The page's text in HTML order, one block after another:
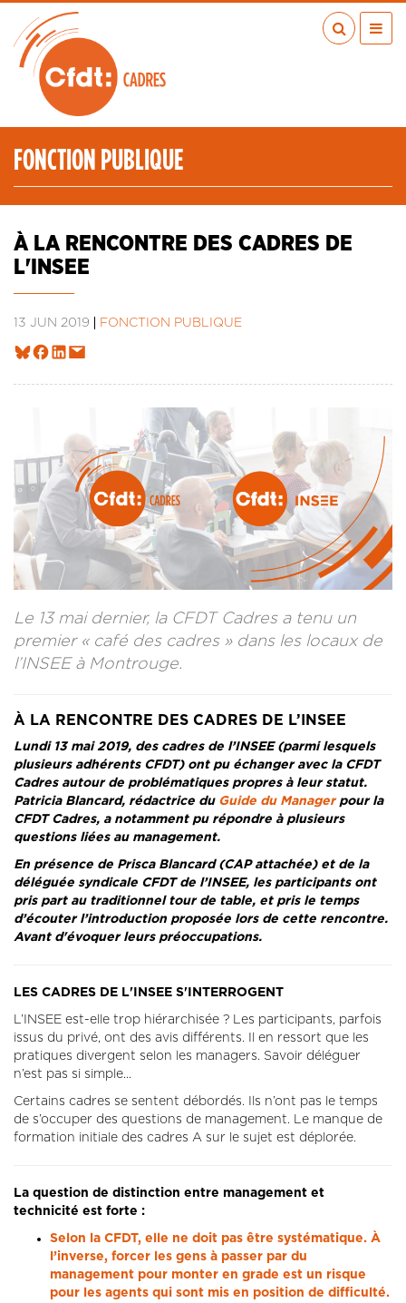
contenu
principal
ACTUALITÉS
PUBLICATIONS
EN RÉGION
À VOS COTÉS
QUI SOMMES-NOUS ?
LES TRANSITIONS JUSTES
IA
ESPACE ADHÉRENTS
ADHÉRER
LA REVUE CADRES
LE CREFAC
L’OBSERVATOIRE DES CADRES
FONCTION PUBLIQUE
À LA RENCONTRE DES CADRES DE
L'INSEE
13 JUN 2019 FONCTION PUBLIQUE
Le 13 mai dernier, la CFDT Cadres a tenu un
premier « café des cadres » dans les locaux de
l’INSEE à Montrouge.
À LA RENCONTRE DES CADRES DE L’INSEE
Lundi 13 mai 2019, des cadres de l’INSEE (parmi lesquels
plusieurs adhérents CFDT) ont pu échanger avec la CFDT
Cadres autour de problématiques propres à leur statut.
Patricia Blancard, rédactrice du Guide du Managerpour la
CFDT Cadres, a notamment pu répondre à plusieurs
questions liées au management.
En présence de Prisca Blancard (CAP attachée) et de la
déléguée syndicale CFDT de l’INSEE, les participants ont
pris part au traditionnel tour de table, et pris le temps
d’écouter l’introduction proposée lors de cette rencontre.
Avant d'évoquer leurs préoccupations.
LES CADRES DE L'INSEE S'INTERROGENT
L’INSEE est-elle trop hiérarchisée ? Les participants, parfois
issus du privé, ont des avis différents. Il en ressort que les
pratiques divergent selon les managers. Savoir déléguer
n’est pas si simple...
Certains cadres se sentent débordés. Ils n’ont pas le temps
de s’occuper des questions de management. Le manque de
formation initiale des cadres A sur le sujet est déplorée.
La question de distinction entre management et
technicité est forte :
Selon la CFDT, elle ne doit pas être systématique. À
l’inverse, forcer les gens à passer par du
management pour monter en grade est un risque
pour les agents qui sont mis en position de difficulté.